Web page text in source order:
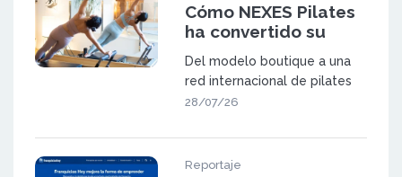
Cómo NEXES Pilates
ha convertido su
metodología en una
red de 23 centros en
España y Suiza
Del modelo boutique a una
red internacional de pilates
NEXES Pilates & Movement
28/07/26
Reportaje